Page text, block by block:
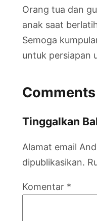
Orang tua dan
anak saat
Semoga
untuk persiapan
Comments
Tinggalkan
Alamat email
dipublikasikan.
Komentar *